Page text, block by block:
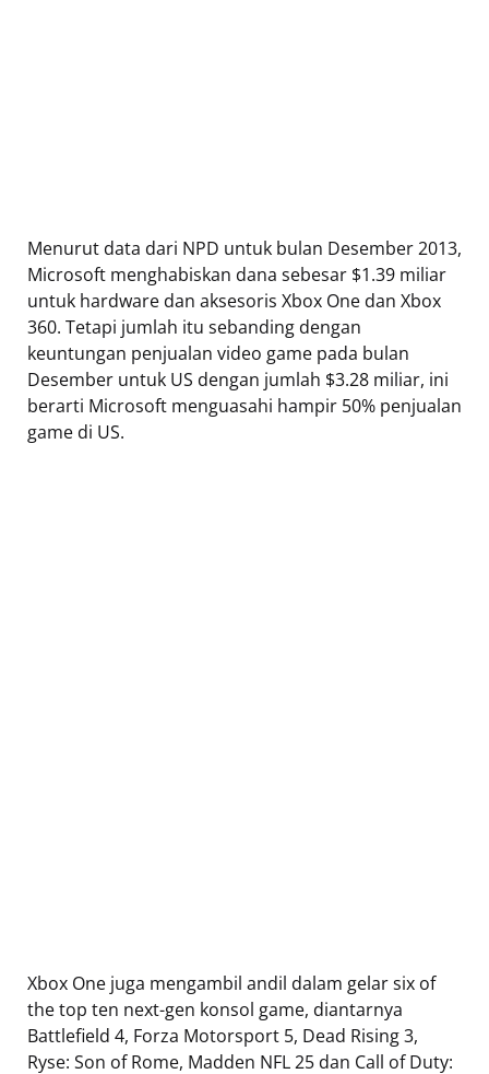
Menurut data dari NPD untuk bulan Desember 2013,
Microsoft menghabiskan dana sebesar $1.39 miliar
untuk hardware dan aksesoris Xbox One dan Xbox
360. Tetapi jumlah itu sebanding dengan
keuntungan penjualan video game pada bulan
Desember untuk US dengan jumlah $3.28 miliar, ini
berarti Microsoft menguasahi hampir 50% penjualan
game di US.
Xbox One juga mengambil andil dalam gelar six of
the top ten next-gen konsol game, diantarnya
Battlefield 4, Forza Motorsport 5, Dead Rising 3,
Ryse: Son of Rome, Madden NFL 25 dan Call of Duty: